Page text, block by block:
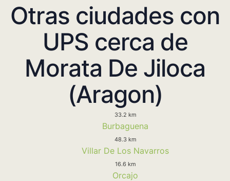
Otras ciudades con
UPS cerca de
Morata De Jiloca
(Aragon)
33.2 km
Burbaguena
48.3 km
Villar De Los Navarros
16.6 km
Orcajo